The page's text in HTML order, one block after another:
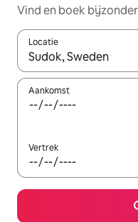
Vind en boek
Locatie
Wanneer er
Aankomst
Vertrek